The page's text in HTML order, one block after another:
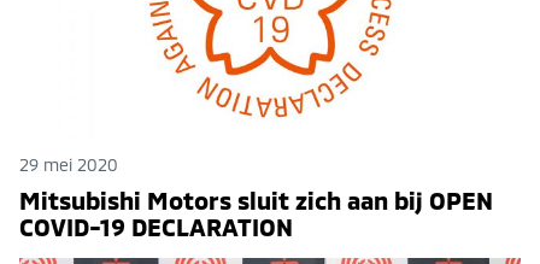
29 mei 2020
Mitsubishi Motors sluit zich aan bij OPEN
COVID-19 DECLARATION